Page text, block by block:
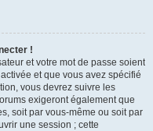
!
et votre mot de passe soient
et que vous avez spécifié
vous devrez suivre les
exigeront également que
soit par vous-même ou soit par
une session ; cette